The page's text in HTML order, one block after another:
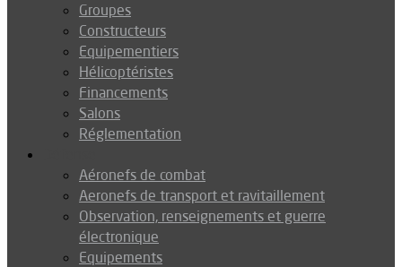
Groupes
Constructeurs
Equipementiers
Hélicoptéristes
Financements
Salons
Réglementation
Aéronefs de combat
Aeronefs de transport et ravitaillement
Observation, renseignements et guerre
électronique
Equipements